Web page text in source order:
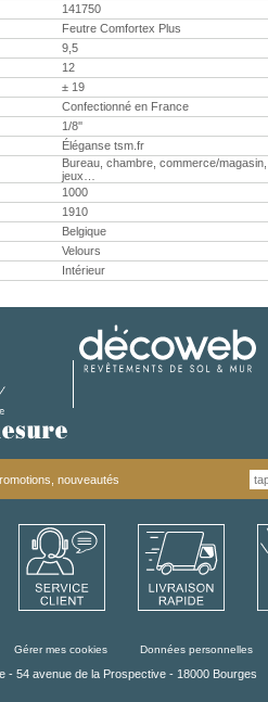
141750
Feutre Comfortex Plus
9,5
12
± 19
Confectionné en France
1/8''
Éléganse tsm.fr
Bureau, chambre, commerce/
jeux…
1000
1910
Belgique
Velours
Intérieur
nouveautés
Gérer mes cookies Données personnelles
- 54 avenue de la Prospective - 18000 Bourges